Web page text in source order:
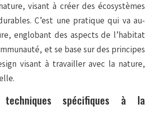
visant à créer des écosystèmes
C’est une pratique qui va au-
englobant des aspects de l’habitat
et se base sur des principes
visant à travailler avec la nature,
spécifiques à la